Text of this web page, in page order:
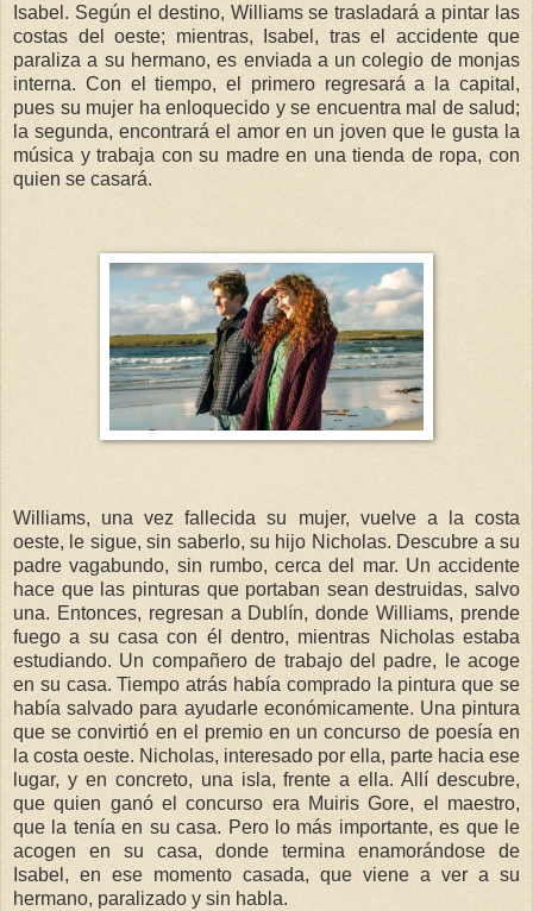
Isabel. Según el destino, Williams se trasladará a pintar las
costas del oeste; mientras, Isabel, tras el accidente que
paraliza a su hermano, es enviada a un colegio de monjas
interna. Con el tiempo, el primero regresará a la capital,
pues su mujer ha enloquecido y se encuentra mal de salud;
la segunda, encontrará el amor en un joven que le gusta la
música y trabaja con su madre en una tienda de ropa, con
quien se casará.
Williams, una vez fallecida su mujer, vuelve a la costa
oeste, le sigue, sin saberlo, su hijo Nicholas. Descubre a su
padre vagabundo, sin rumbo, cerca del mar. Un accidente
hace que las pinturas que portaban sean destruidas, salvo
una. Entonces, regresan a Dublín, donde Williams, prende
fuego a su casa con él dentro, mientras Nicholas estaba
estudiando. Un compañero de trabajo del padre, le acoge
en su casa. Tiempo atrás había comprado la pintura que se
había salvado para ayudarle económicamente. Una pintura
que se convirtió en el premio en un concurso de poesía en
la costa oeste. Nicholas, interesado por ella, parte hacia ese
lugar, y en concreto, una isla, frente a ella. Allí descubre,
que quien ganó el concurso era Muiris Gore, el maestro,
que la tenía en su casa. Pero lo más importante, es que le
acogen en su casa, donde termina enamorándose de
Isabel, en ese momento casada, que viene a ver a su
hermano, paralizado y sin habla.